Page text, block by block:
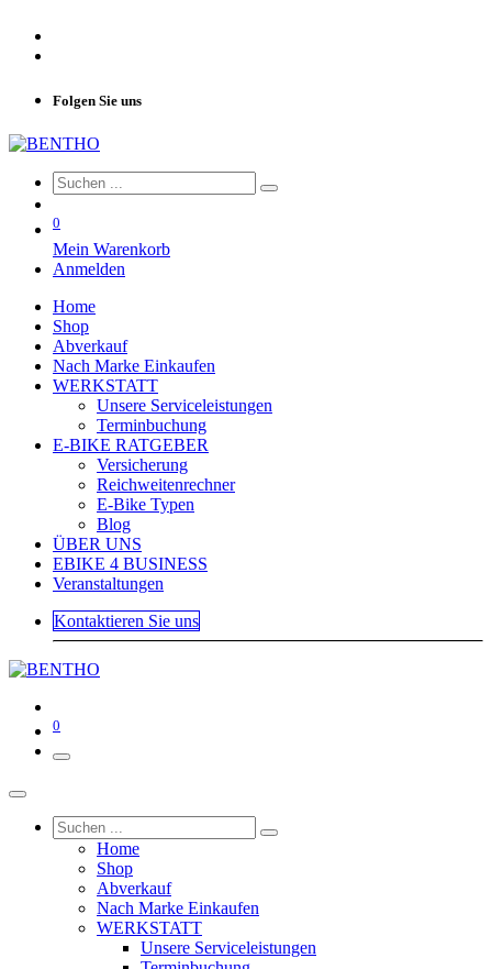
Folgen Sie uns
0
Mein Warenkorb
Anmelden
Home
Shop
Abverkauf
Nach Marke Einkaufen
WERKSTATT
Unsere Serviceleistungen
Terminbuchung
E-BIKE RATGEBER
Versicherung
Reichweitenrechner
E-Bike Typen
Blog
ÜBER UNS
EBIKE 4 BUSINESS
Veranstaltungen
Kontaktieren Sie uns
0
Home
Shop
Abverkauf
Nach Marke Einkaufen
WERKSTATT
Unsere Serviceleistungen